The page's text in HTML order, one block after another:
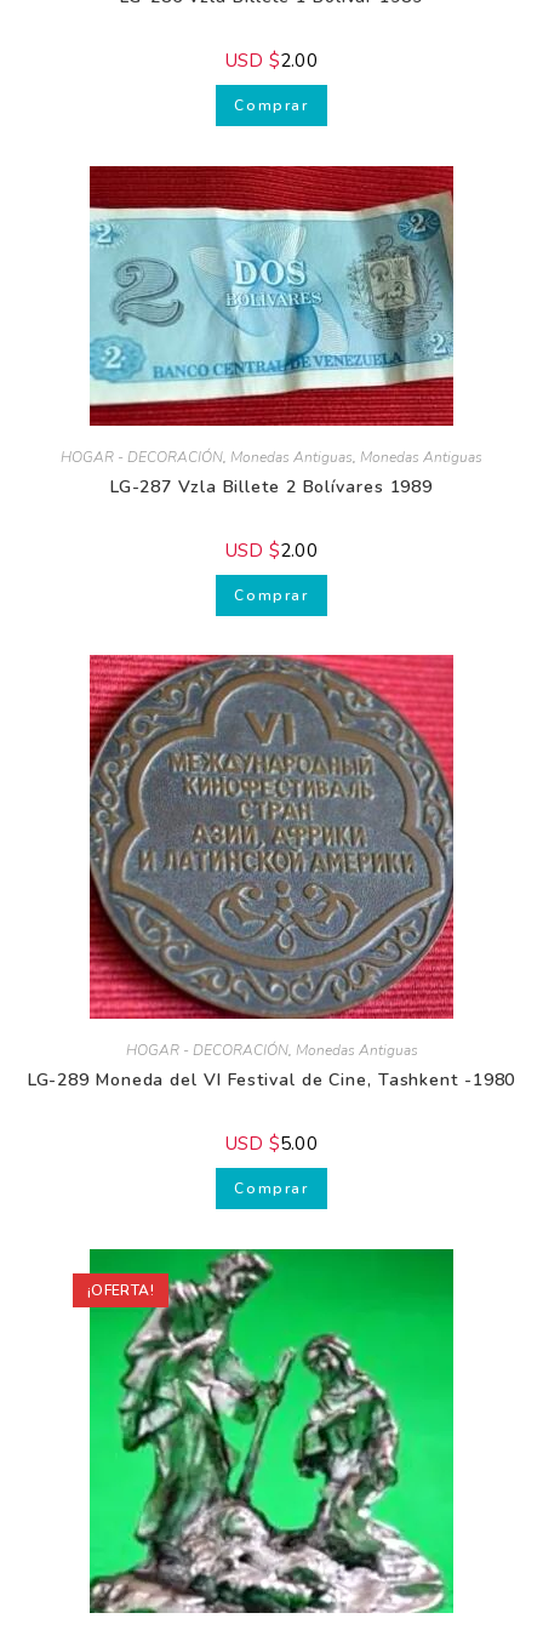
USD $2.00
Comprar
HOGAR - DECORACIÓN,Monedas Antiguas,Monedas Antiguas
LG-287 Vzla Billete 2 Bolívares 1989
USD $2.00
Comprar
HOGAR - DECORACIÓN,Monedas Antiguas
LG-289 Moneda del VI Festival de Cine, Tashkent
USD $5.00
Comprar
¡OFERTA!
¿Deseas
ayuda
Gratis?
¡Suscríbete y
transforma tus
Pesebres, tu
decoración y
tu piel!
¿Quieres recibir